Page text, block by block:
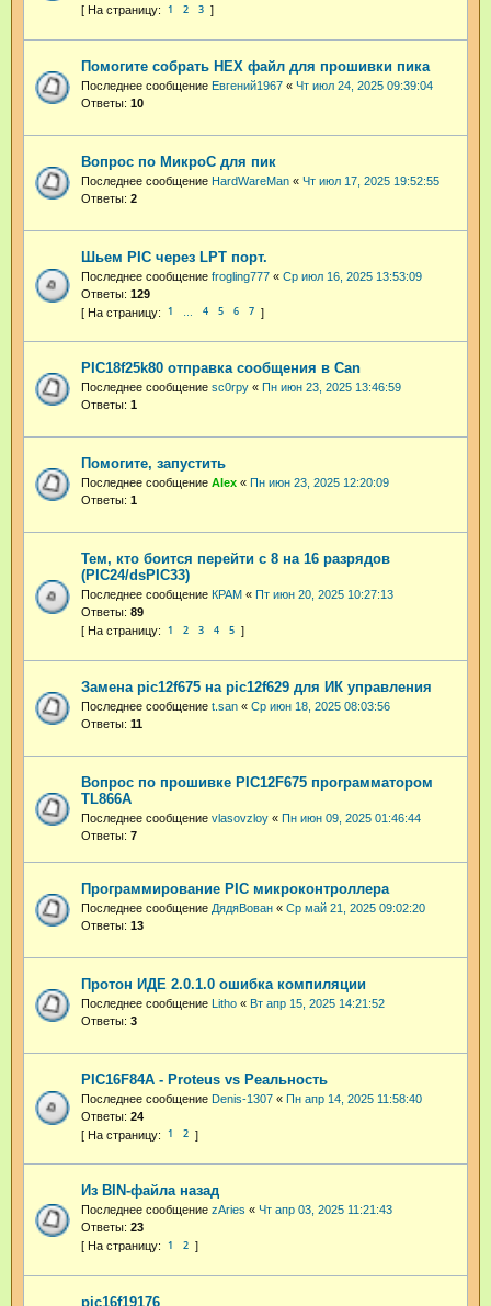
1 2 3
Помогите собрать HEX файл для прошивки пика
Последнее сообщение Евгений1967 « Чт июл 24, 2025 09:39:04
Ответы: 10
Вопрос по МикроС для пик
Последнее сообщение HardWareMan « Чт июл 17, 2025 19:52:55
Ответы: 2
Шьем PIC через LPT порт.
Последнее сообщение frogling777 « Ср июл 16, 2025 13:53:09
Ответы: 129
1 4 5 6 7
PIC18f25k80 отправка сообщения в Can
Последнее сообщение sc0rpy « Пн июн 23, 2025 13:46:59
Ответы: 1
Помогите, запустить
Последнее сообщение Аlex « Пн июн 23, 2025 12:20:09
Ответы: 1
Тем, кто боится перейти с 8 на 16 разрядов
(PIC24/dsPIC33)
Последнее сообщение КРАМ « Пт июн 20, 2025 10:27:13
Ответы: 89
1 2 3 4 5
Замена pic12f675 на pic12f629 для ИК управления
Последнее сообщение t.san « Ср июн 18, 2025 08:03:56
Ответы: 11
Вопрос по прошивке PIC12F675 программатором
TL866A
Последнее сообщение vlasovzloy « Пн июн 09, 2025 01:46:44
Ответы: 7
Программирование PIC микроконтроллера
Последнее сообщение ДядяВован « Ср май 21, 2025 09:02:20
Ответы: 13
Протон ИДЕ 2.0.1.0 ошибка компиляции
Последнее сообщение Litho « Вт апр 15, 2025 14:21:52
Ответы: 3
PIC16F84A - Proteus vs Реальность
Последнее сообщение Denis-1307 « Пн апр 14, 2025 11:58:40
Ответы: 24
1 2
Из BIN-файла назад
Последнее сообщение zAries « Чт апр 03, 2025 11:21:43
Ответы: 23
1 2
pic16f19176